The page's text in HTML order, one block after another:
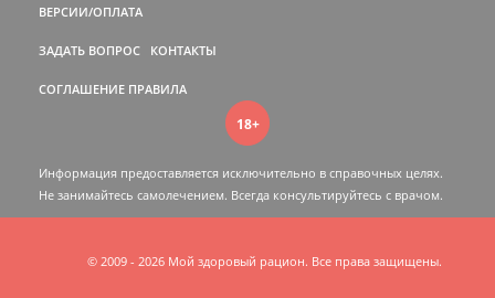
ВЕРСИИ/ОПЛАТА
ЗАДАТЬ ВОПРОС КОНТАКТЫ
СОГЛАШЕНИЕ ПРАВИЛА
18+
Информация предоставляется исключительно в справочных целях.
Не занимайтесь самолечением. Всегда консультируйтесь c врачом.
© 2009 - 2026 Мой здоровый рацион. Все права защищены.